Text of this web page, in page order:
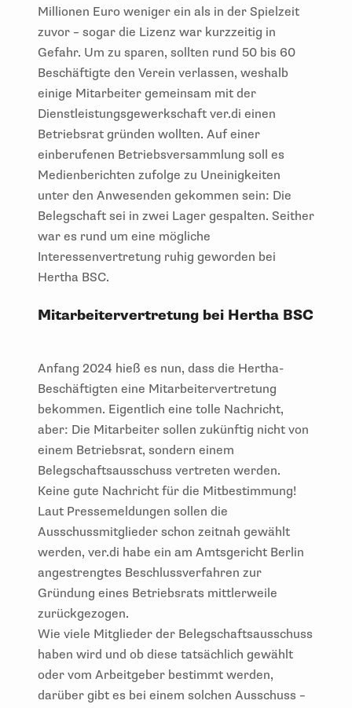
Millionen Euro weniger ein als in der Spielzeit
zuvor – sogar die Lizenz war kurzzeitig in
Gefahr. Um zu sparen, sollten rund 50 bis 60
Beschäftigte den Verein verlassen, weshalb
einige Mitarbeiter gemeinsam mit der
Dienstleistungsgewerkschaft ver.di einen
Betriebsrat gründen wollten. Auf einer
einberufenen Betriebsversammlung soll es
Medienberichten zufolge zu Uneinigkeiten
unter den Anwesenden gekommen sein: Die
Belegschaft sei in zwei Lager gespalten. Seither
war es rund um eine mögliche
Interessenvertretung ruhig geworden bei
Hertha BSC.
Mitarbeitervertretung bei Hertha BSC
Anfang 2024 hieß es nun, dass die Hertha-
Beschäftigten eine Mitarbeitervertretung
bekommen. Eigentlich eine tolle Nachricht,
aber: Die Mitarbeiter sollen zukünftig nicht von
einem Betriebsrat, sondern einem
Belegschaftsausschuss vertreten werden.
Keine gute Nachricht für die Mitbestimmung!
Laut Pressemeldungen sollen die
Ausschussmitglieder schon zeitnah gewählt
werden, ver.di habe ein am Amtsgericht Berlin
angestrengtes Beschlussverfahren zur
Gründung eines Betriebsrats mittlerweile
zurückgezogen.
Wie viele Mitglieder der Belegschaftsausschuss
haben wird und ob diese tatsächlich gewählt
oder vom Arbeitgeber bestimmt werden,
darüber gibt es bei einem solchen Ausschuss –